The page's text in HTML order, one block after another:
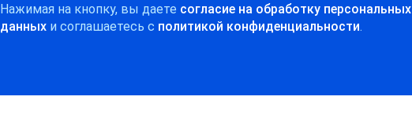
Нажимая на кнопку, вы даете согласие на обработку персональных
данныхи соглашаетесь c политикой конфиденциальности.